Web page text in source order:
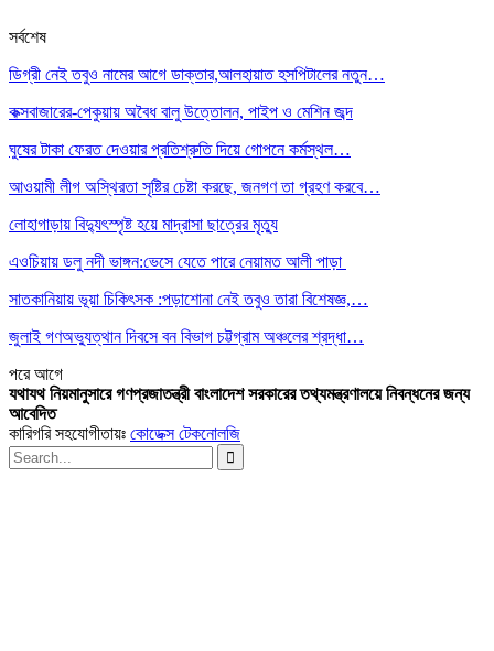
সর্বশেষ
ডিগ্রী নেই তবুও নামের আগে ডাক্তার,আলহায়াত হসপিটালের নতুন…
কক্সবাজারের-পেকুয়ায় অবৈধ বালু উত্তোলন, পাইপ ও মেশিন জব্দ
ঘুষের টাকা ফেরত দেওয়ার প্রতিশ্রুতি দিয়ে গোপনে কর্মস্থল…
আওয়ামী লীগ অস্থিরতা সৃষ্টির চেষ্টা করছে, জনগণ তা গ্রহণ করবে…
লোহাগাড়ায় বিদ্যুৎস্পৃষ্ট হয়ে মাদ্রাসা ছাত্রের মৃত্যু
এওচিয়ায় ডলু নদী ভাঙ্গন:ভেসে যেতে পারে নেয়ামত আলী পাড়া
সাতকানিয়ায় ভূয়া চিকিৎসক :পড়াশোনা নেই তবুও তারা বিশেষজ্ঞ,…
জুলাই গণঅভ্যুত্থান দিবসে বন বিভাগ চট্টগ্রাম অঞ্চলের শ্রদ্ধা…
পরেআগে
যথাযথ নিয়মানুসারে গণপ্রজাতন্ত্রী বাংলাদেশ সরকারের তথ্যমন্ত্রণালয়ে নিবন্ধনের জন্য
আবেদিত
কারিগরি সহযোগীতায়ঃ কোডেক্স টেকনোলজি